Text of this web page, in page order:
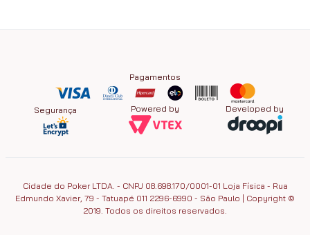
Pagamentos
Segurança Powered by Developed by
Cidade do Poker LTDA. - CNPJ 08.698.170/0001-01 Loja Física - Rua
Edmundo Xavier, 79 - Tatuapé 011 2296-6990 - São Paulo | Copyright ©
2019. Todos os direitos reservados.